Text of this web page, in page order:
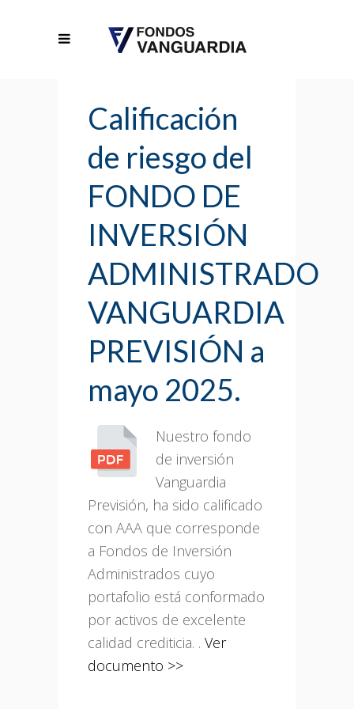
Calificación
de riesgo del
FONDO DE
INVERSIÓN
ADMINISTRADO
VANGUARDIA
PREVISIÓN a
mayo 2025.
Nuestro fondo
de inversión
Vanguardia
Previsión, ha sido calificado
con AAA que corresponde
a Fondos de Inversión
Administrados cuyo
portafolio está conformado
por activos de excelente
calidad crediticia. . Ver
documento >>